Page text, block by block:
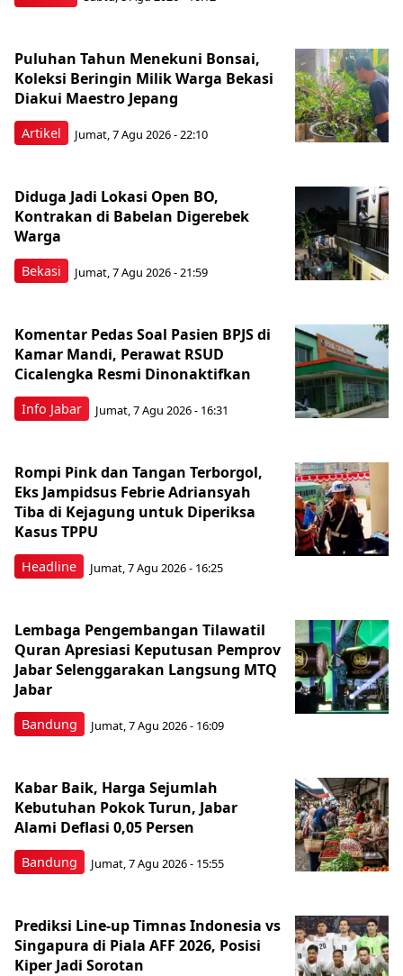
Artikel
Puluhan Tahun Menekuni Bonsai,
Koleksi Beringin Milik Warga Bekasi
Diakui Maestro Jepang
Jumat, 7 Agu 2026 - 22:10
Bekasi
Diduga Jadi Lokasi Open BO,
Kontrakan di Babelan Digerebek
Warga
Jumat, 7 Agu 2026 - 21:59
Info Jabar
Komentar Pedas Soal Pasien BPJS di
Kamar Mandi, Perawat RSUD
Cicalengka Resmi Dinonaktifkan
Jumat, 7 Agu 2026 - 16:31
Headline
Rompi Pink dan Tangan Terborgol,
Eks Jampidsus Febrie Adriansyah
Tiba di Kejagung untuk Diperiksa
Kasus TPPU
Jumat, 7 Agu 2026 - 16:25
Bandung
Lembaga Pengembangan Tilawatil
Quran Apresiasi Keputusan Pemprov
Jabar Selenggarakan Langsung MTQ
Jabar
Jumat, 7 Agu 2026 - 16:09
Bandung
Kabar Baik, Harga Sejumlah
Kebutuhan Pokok Turun, Jabar
Alami Deflasi 0,05 Persen
Jumat, 7 Agu 2026 - 15:55
Prediksi Line-up Timnas Indonesia vs
Singapura di Piala AFF 2026, Posisi
Kiper Jadi Sorotan